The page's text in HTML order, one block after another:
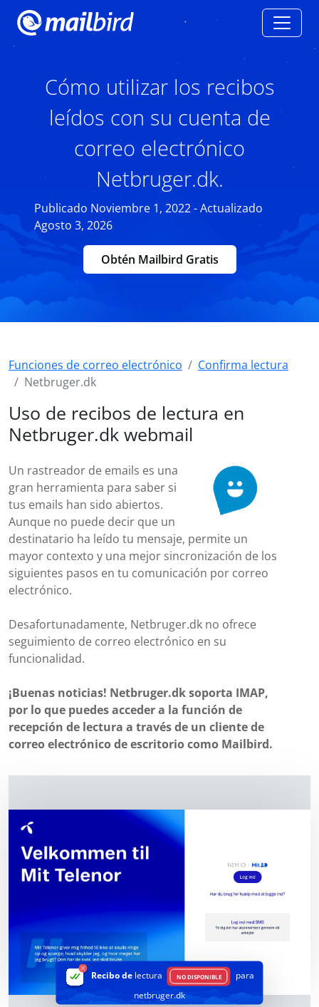
Cómo utilizar los recibos
leídos con su cuenta de
correo electrónico
Netbruger.dk.
Publicado Noviembre 1, 2022 - Actualizado
Agosto 3, 2026
Obtén Mailbird Gratis
Funciones de correo electrónico
Confirma lectura
Netbruger.dk
Uso de recibos de lectura en
Netbruger.dk webmail
Un rastreador de emails es una
gran herramienta para saber si
tus emails han sido abiertos.
Aunque no puede decir que un
destinatario ha leído tu mensaje, permite un
mayor contexto y una mejor sincronización de los
siguientes pasos en tu comunicación por correo
electrónico.
Desafortunadamente, Netbruger.dk no ofrece
seguimiento de correo electrónico en su
funcionalidad.
¡Buenas noticias! Netbruger.dk soporta IMAP,
por lo que puedes acceder a la función de
recepción de lectura a través de un cliente de
correo electrónico de escritorio como Mailbird.
Recibo delectura NO DISPONIBLE
para
netbruger.dk